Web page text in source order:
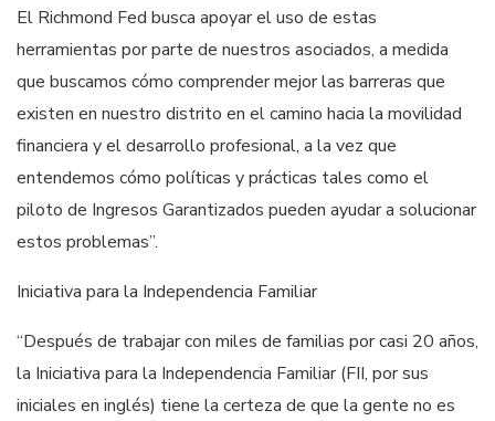
El Richmond Fed busca apoyar el uso de estas
herramientas por parte de nuestros asociados, a medida
que buscamos cómo comprender mejor las barreras que
existen en nuestro distrito en el camino hacia la movilidad
financiera y el desarrollo profesional, a la vez que
entendemos cómo políticas y prácticas tales como el
piloto de Ingresos Garantizados pueden ayudar a solucionar
estos problemas”.
Iniciativa para la Independencia Familiar
“Después de trabajar con miles de familias por casi 20 años,
la Iniciativa para la Independencia Familiar (FII, por sus
iniciales en inglés) tiene la certeza de que la gente no es